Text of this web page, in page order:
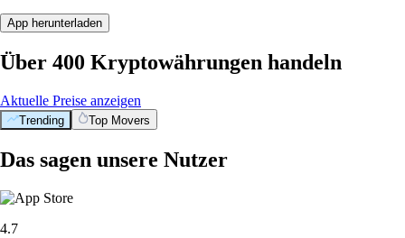
App herunterladen
Über 400 Kryptowährungen handeln
Aktuelle Preise anzeigen
Trending Top Movers
Das sagen unsere Nutzer
4.7